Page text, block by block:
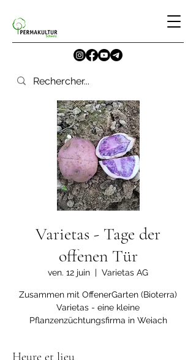
Varietas - Tage der
offenen Tür
ven. 12 juin
  |
Varietas AG
Zusammen mit OffenerGarten (Bioterra)
Varietas - eine kleine
Pflanzenzüchtungsfirma in Weiach
Heure et lieu